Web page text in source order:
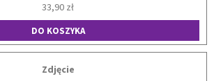
33,90 zł
DO KOSZYKA
Zdjęcie